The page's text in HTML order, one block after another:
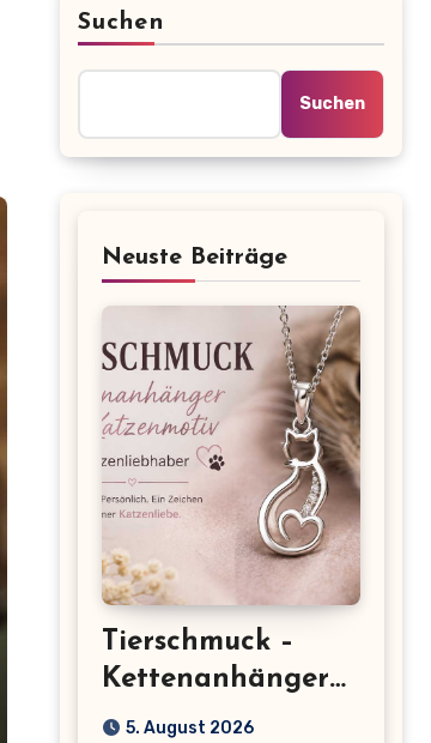
Suchen
Suchen
Neuste Beiträge
Tierschmuck –
Kettenanhänger
mit Katzenmotiv
5. August 2026